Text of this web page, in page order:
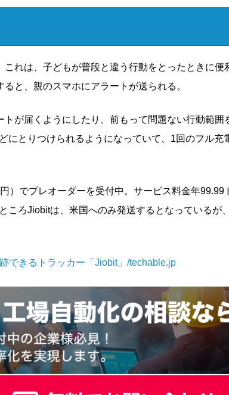
れは、子どもが普段と違う行動をとったときに便
と、親のスマホにアラートが送られる。
が届くようにしたり、前もって問題ない行動範囲
にとりつけられるようになっていて、1回のフル充
）でプレオーダーを受付中。サービス料金年99.99
ころJiobitは、米国へのみ発送するとなっているが
できるトラッカー「Jiobit」/techable.jp